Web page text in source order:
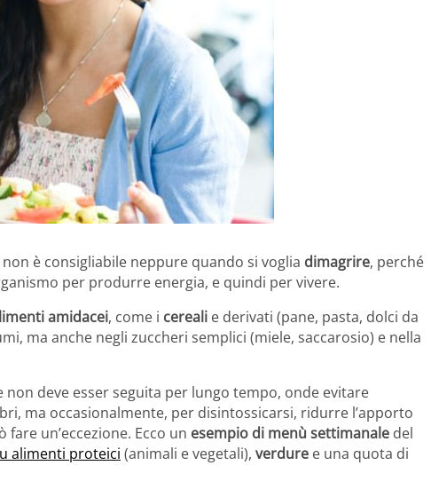
non è consigliabile neppure quando si voglia dimagrire, perché
per produrre energia, e quindi per vivere.
amidacei, come i cereali e derivati (pane, pasta, dolci da
ma anche negli zuccheri semplici (miele, saccarosio) e nella
deve esser seguita per lungo tempo, onde evitare
ma occasionalmente, per disintossicarsi, ridurre l’apporto
un’eccezione. Ecco un esempio di menù settimanale del
alimenti proteici (animali e vegetali), verdure e una quota di